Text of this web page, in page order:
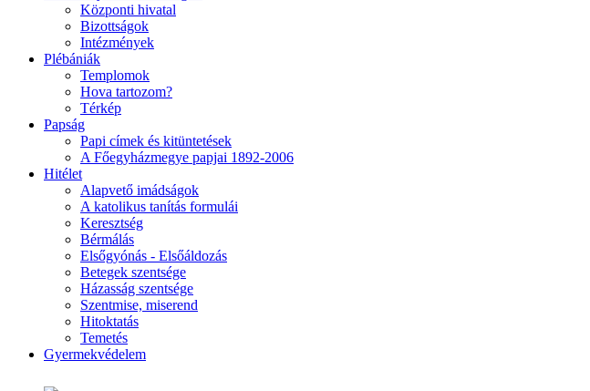
Központi hivatal
Bizottságok
Intézmények
Plébániák
Templomok
Hova tartozom?
Térkép
Papság
Papi címek és kitüntetések
A Főegyházmegye papjai 1892-2006
Hitélet
Alapvető imádságok
A katolikus tanítás formulái
Keresztség
Bérmálás
Elsőgyónás - Elsőáldozás
Betegek szentsége
Házasság szentsége
Szentmise, miserend
Hitoktatás
Temetés
Gyermekvédelem